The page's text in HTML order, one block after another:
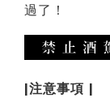
過了！
|注意事項 |